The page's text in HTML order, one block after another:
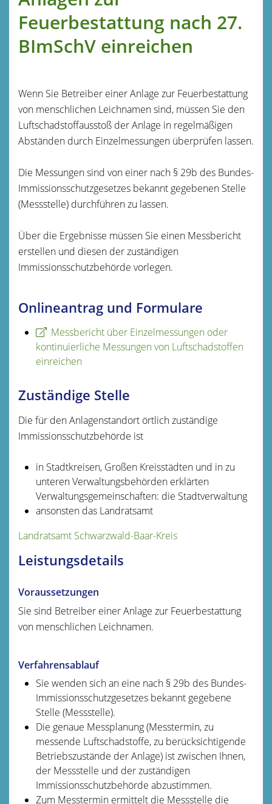
Feuerbestattung nach 27.
BImSchV einreichen
Wenn Sie Betreiber einer Anlage zur Feuerbestattung
von menschlichen Leichnamen sind, müssen Sie den
Luftschadstoffausstoß der Anlage in regelmäßigen
Abständen durch Einzelmessungen überprüfen lassen.
Die Messungen sind von einer nach § 29b des Bundes-
Immissionsschutzgesetzes bekannt gegebenen Stelle
(Messstelle) durchführen zu lassen.
Über die Ergebnisse müssen Sie einen Messbericht
erstellen und diesen der zuständigen
Immissionsschutzbehörde vorlegen.
Onlineantrag und Formulare
Messbericht über Einzelmessungen oder
kontinuierliche Messungen von Luftschadstoffen
einreichen
Zuständige Stelle
Die für den Anlagenstandort örtlich zuständige
Immissionsschutzbehörde ist
in Stadtkreisen, Großen Kreisstädten und in zu
unteren Verwaltungsbehörden erklärten
Verwaltungsgemeinschaften: die Stadtverwaltung
ansonsten das Landratsamt
Landratsamt Schwarzwald-Baar-Kreis
Leistungsdetails
Voraussetzungen
Sie sind Betreiber einer Anlage zur Feuerbestattung
von menschlichen Leichnamen.
Verfahrensablauf
Sie wenden sich an eine nach § 29b des Bundes-
Immissionsschutzgesetzes bekannt gegebene
Stelle (Messstelle).
Die genaue Messplanung (Messtermin, zu
messende Luftschadstoffe, zu berücksichtigende
Betriebszustände der Anlage) ist zwischen Ihnen,
der Messstelle und der zuständigen
Immissionsschutzbehörde abzustimmen.
Zum Messtermin ermittelt die Messstelle die